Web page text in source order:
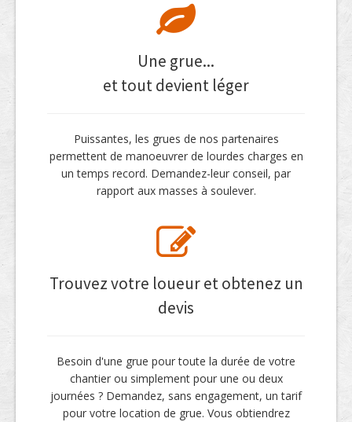
Une grue...
et tout devient léger
Puissantes, les grues de nos partenaires
permettent de manoeuvrer de lourdes charges en
un temps record. Demandez-leur conseil, par
rapport aux masses à soulever.
Trouvez votre loueur et obtenez un
devis
Besoin d'une grue pour toute la durée de votre
chantier ou simplement pour une ou deux
journées ? Demandez, sans engagement, un tarif
pour votre location de grue. Vous obtiendrez